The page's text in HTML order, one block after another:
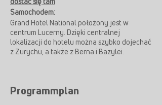
Samochodem:
Grand Hotel National położony jest w
centrum Lucerny. Dzięki centralnej
lokalizacji do hotelu można szybko dojechać
z Zurychu, a także z Berna i Bazylei.
Lucernie
Programmplan